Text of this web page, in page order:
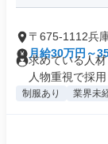
〒675-1112兵
月給30万円～
求めている人
人物重視で採
制服あり 業界未